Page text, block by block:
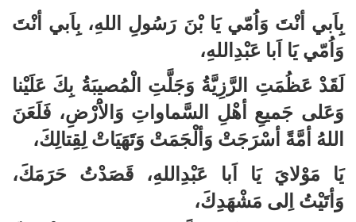
بِاَبي أنْتَ وَاُمّي يَا بْنَ رَسُولِ اللهِ، بِاَبي أنْتَ
وَاُمّي يَا اَبا عَبْدِاللهِ،
لَقَدْ عَظُمَتِ الرَّزِيَّةُ وَجَلَّتِ الْمُصيبَةُ بِكَ عَلَيْنا
وَعَلى جَميعِ أهْلِ السَّماواتِ وَالاَْرْضِ، فَلَعَنَ
اللهُ أمَّةً أسْرَجَتْ وَألْجَمَتْ وَتَهَيَاتْ لِقِتالِكَ،
يَا مَوْلايَ يَا اَبا عَبْدِاللهِ، قَصَدْتُ حَرَمَكَ،
وَأتَيْتُ اِلى مَشْهَدِكَ،